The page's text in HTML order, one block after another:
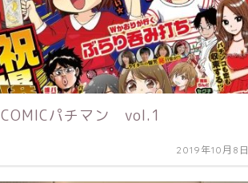
COMICパチマン vol.1
2019年10月8日